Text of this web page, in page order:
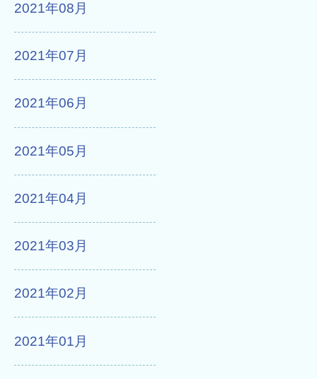
2021年08月
2021年07月
2021年06月
2021年05月
2021年04月
2021年03月
2021年02月
2021年01月